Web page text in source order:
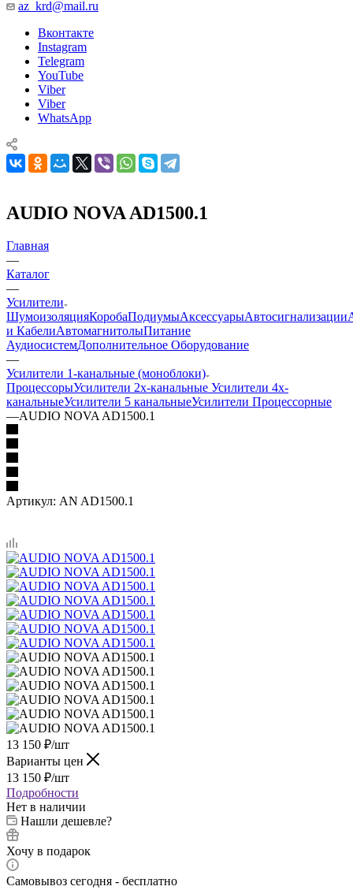
az_krd@mail.ru
Вконтакте
Instagram
Telegram
YouTube
Viber
Viber
WhatsApp
AUDIO NOVA AD1500.1
Главная
—
Каталог
—
Усилители
ШумоизоляцияКоробаПодиумыАксессуарыАвтосигнализации
и КабелиАвтомагнитолыПитание
АудиосистемДополнительное Оборудование
—
Усилители 1-канальные (моноблоки)
ПроцессорыУсилители 2х-канальные Усилители 4х-
канальныеУсилители 5 канальныеУсилители Процессорные
—AUDIO NOVA AD1500.1
Артикул: AN AD1500.1
13 150 ₽/шт
Варианты цен
13 150 ₽/шт
Подробности
Нет в наличии
Нашли дешевле?
Хочу в подарок
Самовывоз сегодня - бесплатно